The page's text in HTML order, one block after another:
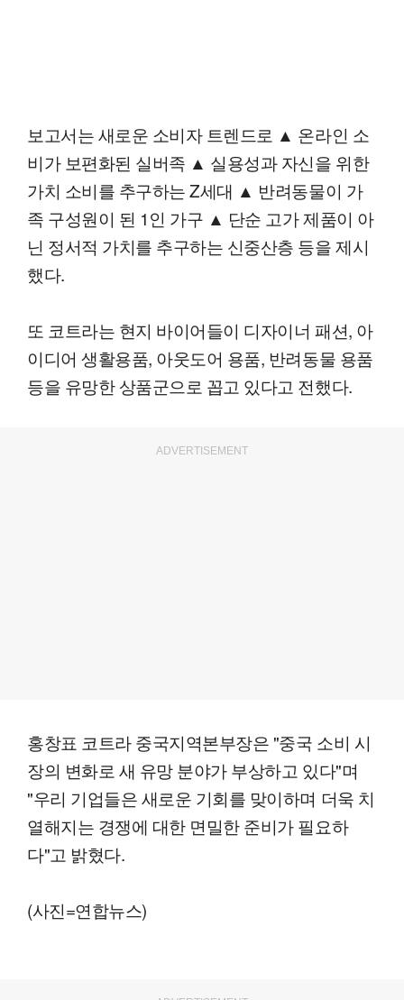
보고서는 새로운 소비자 트렌드로 ▲ 온라인 소
비가 보편화된 실버족 ▲ 실용성과 자신을 위한
가치 소비를 추구하는 Z세대 ▲ 반려동물이 가
족 구성원이 된 1인 가구 ▲ 단순 고가 제품이 아
닌 정서적 가치를 추구하는 신중산층 등을 제시
했다.
또 코트라는 현지 바이어들이 디자이너 패션, 아
이디어 생활용품, 아웃도어 용품, 반려동물 용품
등을 유망한 상품군으로 꼽고 있다고 전했다.
ADVERTISEMENT
홍창표 코트라 중국지역본부장은 "중국 소비 시
장의 변화로 새 유망 분야가 부상하고 있다"며
"우리 기업들은 새로운 기회를 맞이하며 더욱 치
열해지는 경쟁에 대한 면밀한 준비가 필요하
다"고 밝혔다.
(사진=연합뉴스)